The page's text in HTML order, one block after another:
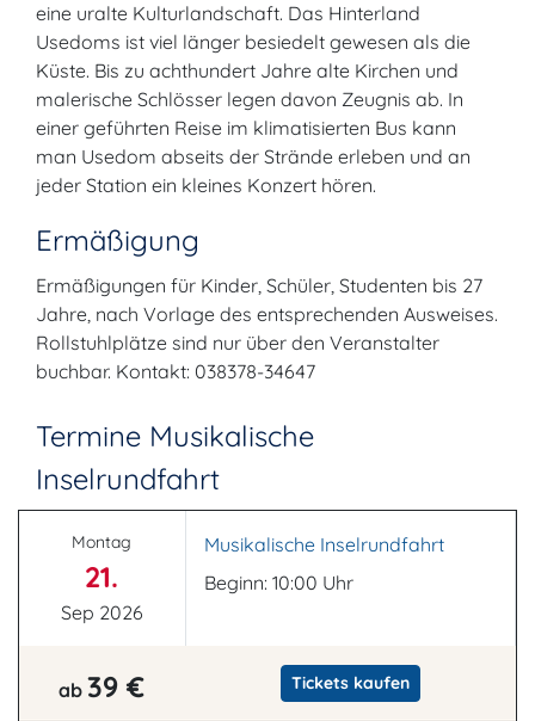
eine uralte Kulturlandschaft. Das Hinterland
Usedoms ist viel länger besiedelt gewesen als die
Küste. Bis zu achthundert Jahre alte Kirchen und
malerische Schlösser legen davon Zeugnis ab. In
einer geführten Reise im klimatisierten Bus kann
man Usedom abseits der Strände erleben und an
jeder Station ein kleines Konzert hören.
Ermäßigung
Ermäßigungen für Kinder, Schüler, Studenten bis 27
Jahre, nach Vorlage des entsprechenden Ausweises.
Rollstuhlplätze sind nur über den Veranstalter
buchbar. Kontakt: 038378-34647
Termine Musikalische
Inselrundfahrt
Montag
21.
Sep 2026
Musikalische Inselrundfahrt
Beginn: 10:00 Uhr
ab 39 € Tickets kaufen